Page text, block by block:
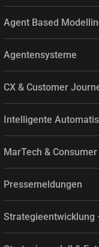
Agent Based
Agentensysteme
CX & Customer
Intelligente
MarTech & Consumer
Pressemeldungen
Strategieentwicklung